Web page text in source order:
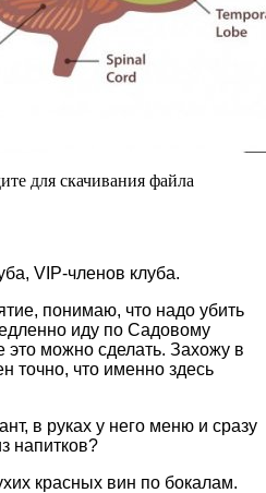
для скачивания файла
VIP-членов клуба.
понимаю, что надо убить
иду по Садовому
это можно сделать. Захожу в
точно, что именно здесь
в руках у него меню и сразу
напитков?
красных вин по бокалам.